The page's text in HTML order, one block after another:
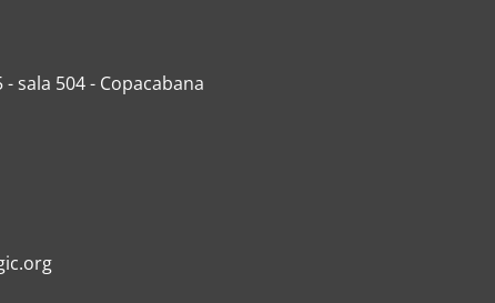
- sala 504 - Copacabana